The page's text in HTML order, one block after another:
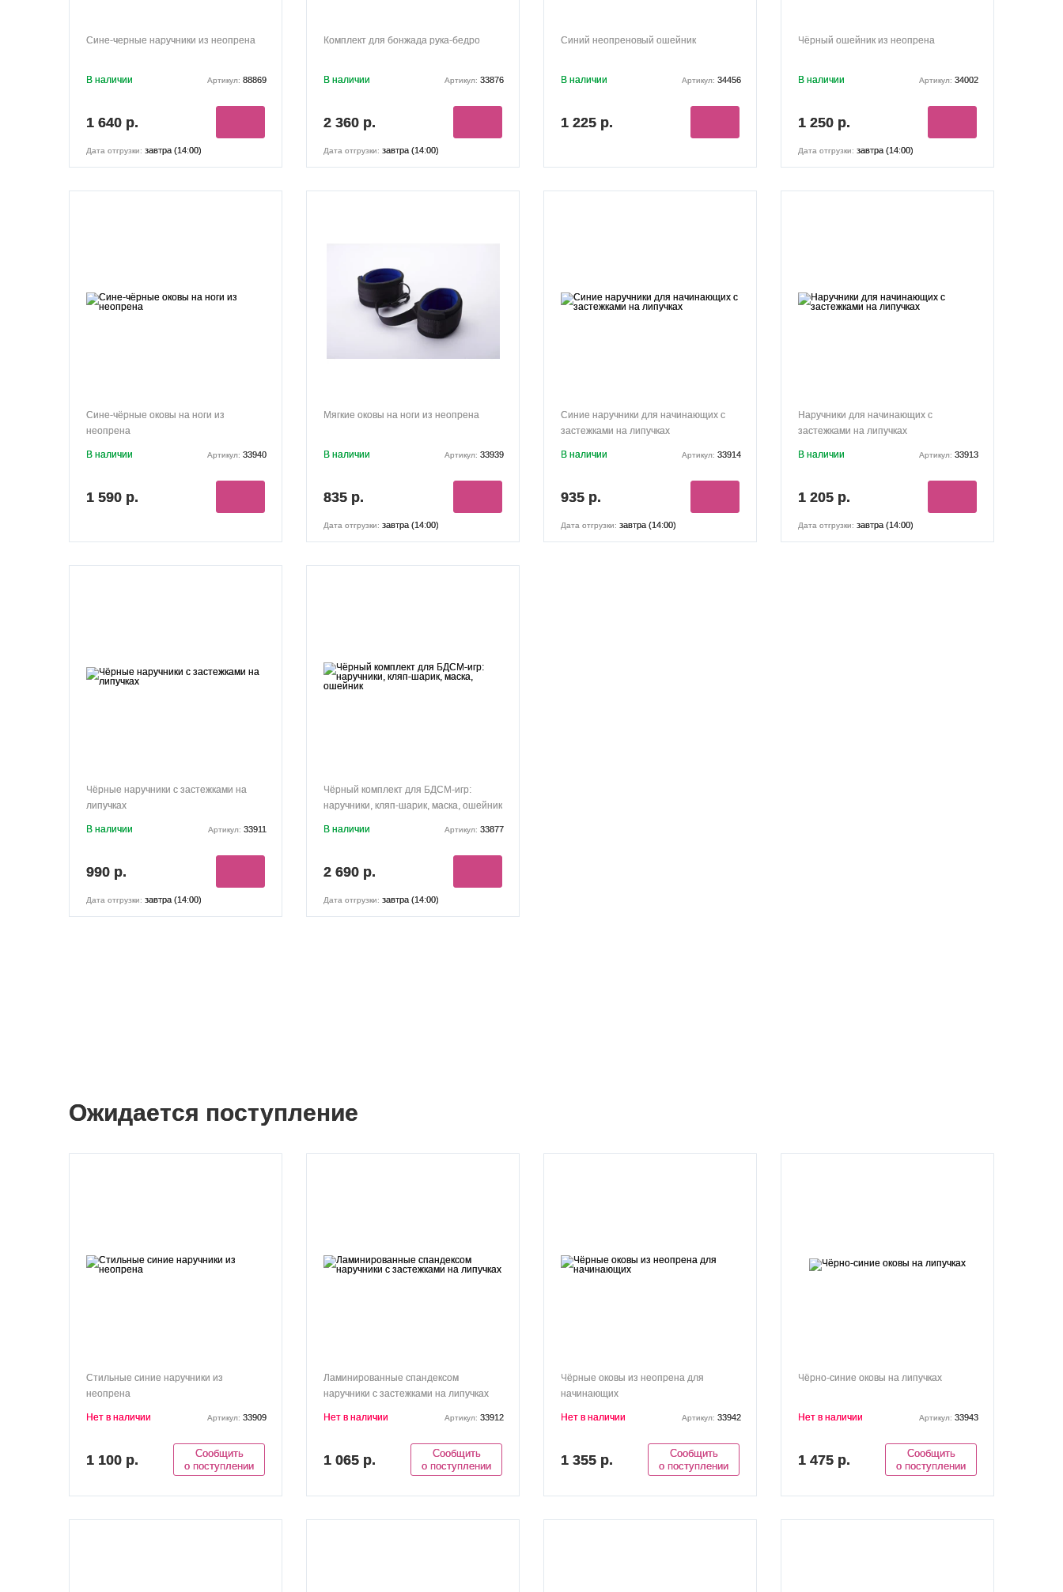
Сине-черные наручники из неопрена
В наличии Артикул: 88869
1 640 р.
Дата отгрузки: завтра (14:00)
Комплект для бонжада рука-бедро
В наличии Артикул: 33876
2 360 р.
Дата отгрузки: завтра (14:00)
Синий неопреновый ошейник
В наличии Артикул: 34456
1 225 р.
Чёрный ошейник из неопрена
В наличии Артикул: 34002
1 250 р.
Дата отгрузки: завтра (14:00)
Сине-чёрные оковы на ноги из
неопрена
В наличии Артикул: 33940
1 590 р.
Мягкие оковы на ноги из неопрена
В наличии Артикул: 33939
835 р.
Дата отгрузки: завтра (14:00)
Синие наручники для начинающих с
застежками на липучках
В наличии Артикул: 33914
935 р.
Дата отгрузки: завтра (14:00)
Наручники для начинающих с
застежками на липучках
В наличии Артикул: 33913
1 205 р.
Дата отгрузки: завтра (14:00)
Чёрные наручники с застежками на
липучках
В наличии Артикул: 33911
990 р.
Дата отгрузки: завтра (14:00)
Чёрный комплект для БДСМ-игр:
наручники, кляп-шарик, маска, ошейник
В наличии Артикул: 33877
2 690 р.
Дата отгрузки: завтра (14:00)
Ожидается поступление
Стильные синие наручники из
неопрена
Нет в наличии Артикул: 33909
1 100 р.
Сообщить
о поступлении
Ламинированные спандексом
наручники с застежками на липучках
Нет в наличии Артикул: 33912
1 065 р.
Сообщить
о поступлении
Чёрные оковы из неопрена для
начинающих
Нет в наличии Артикул: 33942
1 355 р.
Сообщить
о поступлении
Чёрно-синие оковы на липучках
Нет в наличии Артикул: 33943
1 475 р.
Сообщить
о поступлении